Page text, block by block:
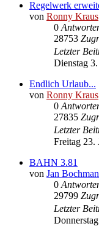
Regelwerk
von Ronny Kraus
0
28753
Letzter
Dienstag
Endlich Urlaub...
von Ronny Kraus
0
27835
Letzter
Freitag 23.
BAHN 3.81
von Jan
0
29799
Letzter